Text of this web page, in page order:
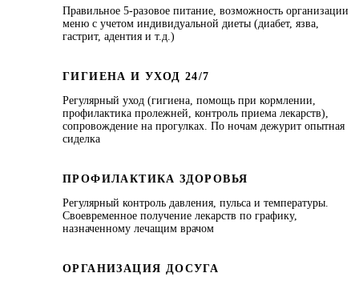
Правильное 5-разовое питание, возможность организации
меню с учетом индивидуальной диеты (диабет, язва,
гастрит, адентия и т.д.)
ГИГИЕНА И УХОД 24/7
Регулярный уход (гигиена, помощь при кормлении,
профилактика пролежней, контроль приема лекарств),
сопровождение на прогулках. По ночам дежурит опытная
сиделка
ПРОФИЛАКТИКА ЗДОРОВЬЯ
Регулярный контроль давления, пульса и температуры.
Своевременное получение лекарств по графику,
назначенному лечащим врачом
ОРГАНИЗАЦИЯ ДОСУГА